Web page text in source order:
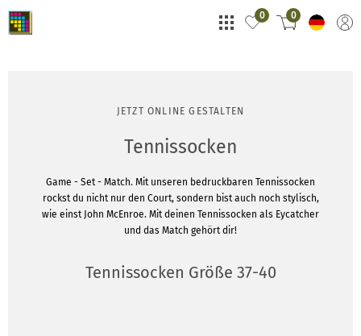
0 0
JETZT ONLINE GESTALTEN
Tennissocken
Game - Set - Match. Mit unseren bedruckbaren Tennissocken
rockst du nicht nur den Court, sondern bist auch noch stylisch,
wie einst John McEnroe. Mit deinen Tennissocken als Eycatcher
und das Match gehört dir!
Tennissocken Größe 37-40